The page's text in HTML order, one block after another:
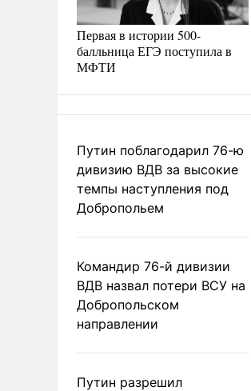
Первая в истории 500-
балльница ЕГЭ поступила в
МФТИ
Путин поблагодарил 76-ю
дивизию ВДВ за высокие
темпы наступления под
Добропольем
Командир 76-й дивизии
ВДВ назвал потери ВСУ на
Добропольском
направлении
Путин разрешил